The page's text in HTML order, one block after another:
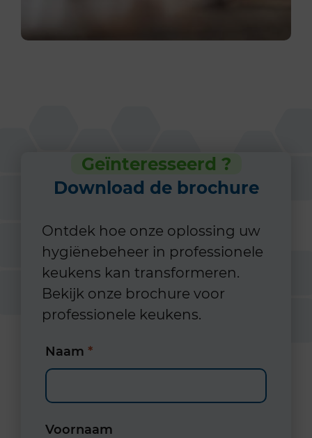
Geïnteresseerd ?
Download de brochure
Ontdek hoe onze oplossing uw
hygiënebeheer in professionele
keukens kan transformeren.
Bekijk onze brochure voor
professionele keukens.
Naam *
Voornaam